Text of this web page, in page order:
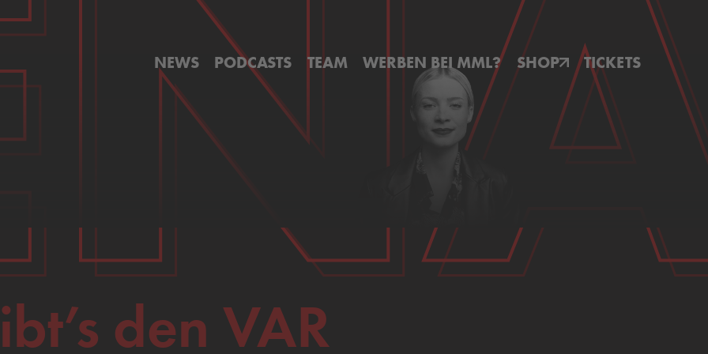
NEWS PODCASTS TEAM WERBEN BEI MML? SHOP TICKETS
den VAR